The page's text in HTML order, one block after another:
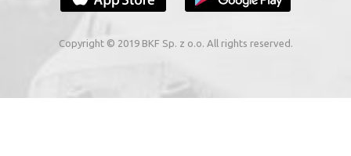
Copyright © 2019 BKF Sp. z o.o. All rights reserved.